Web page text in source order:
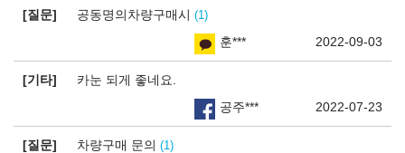
질문 공동명의차량구매시 1
2022-09-03
훈***
기타
카눈 되게 좋네요.
2022-07-23
공주***
질문 차량구매 문의 1